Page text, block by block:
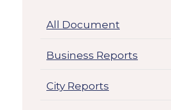
All Document
Business Reports
City Reports